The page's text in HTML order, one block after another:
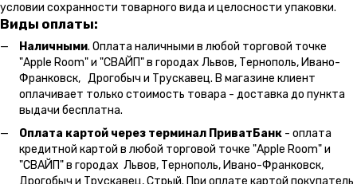
условии сохранности товарного вида и целосности упаковки.
Виды оплаты:
Наличными. Оплата наличными в любой торговой точке
"Apple Room" и "СВАЙП" в городах Львов, Тернополь, Ивано-
Франковск, Дрогобыч и Трускавец. В магазине клиент
оплачивает только стоимость товара - доставка до пункта
выдачи бесплатна.
Оплата картой через терминал ПриватБанк - оплата
кредитной картой в любой торговой точке "Apple Room" и
"СВАЙП" в городах Львов, Тернополь, Ивано-Франковск,
Дрогобыч и Трускавец, Стрый. При оплате картой покупатель